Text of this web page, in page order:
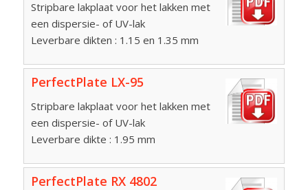
Stripbare lakplaat voor het lakken met
een dispersie- of UV-lak
Leverbare dikten : 1.15 en 1.35 mm
PerfectPlate LX-95
Stripbare lakplaat voor het lakken met
een dispersie- of UV-lak
Leverbare dikte : 1.95 mm
PerfectPlate RX 4802